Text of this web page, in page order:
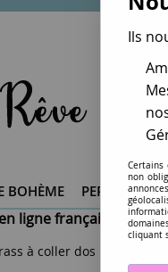
BOHÈME PERLES DU
ligne français
à coller dos plat
Ils
Certains
non
cliquant